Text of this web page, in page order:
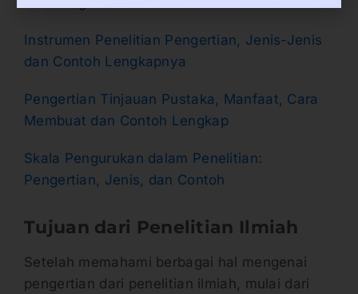
Instrumen Penelitian Pengertian, Jenis-Jenis
dan Contoh Lengkapnya
Pengertian Tinjauan Pustaka, Manfaat, Cara
Membuat dan Contoh Lengkap
Skala Pengurukan dalam Penelitian:
Pengertian, Jenis, dan Contoh
Tujuan dari Penelitian Ilmiah
Setelah memahami berbagai hal mengenai
pengertian dari penelitian ilmiah, mulai dari